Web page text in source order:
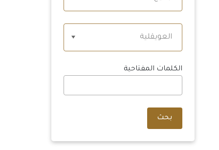
العويقلية
الكلمات المفتاحية
بحث